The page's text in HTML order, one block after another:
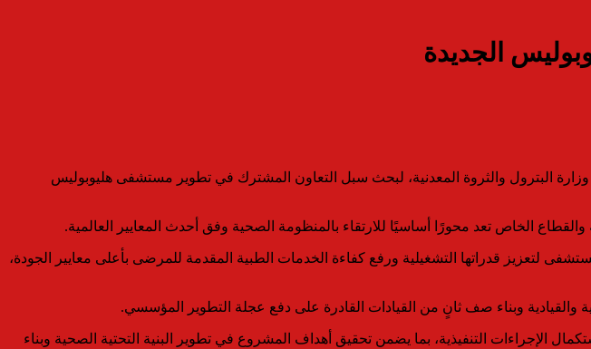
الجديدة
البترول والثروة المعدنية، لبحث سبل التعاون المشترك في تطوير مستشفى هليوبوليس
الخاص تعد محورًا أساسيًا للارتقاء بالمنظومة الصحية وفق أحدث المعايير العالمية.
لتعزيز قدراتها التشغيلية ورفع كفاءة الخدمات الطبية المقدمة للمرضى بأعلى معايير الجودة،
والقيادية وبناء صف ثانٍ من القيادات القادرة على دفع عجلة التطوير المؤسسي.
الإجراءات التنفيذية، بما يضمن تحقيق أهداف المشروع في تطوير البنية التحتية الصحية وبناء